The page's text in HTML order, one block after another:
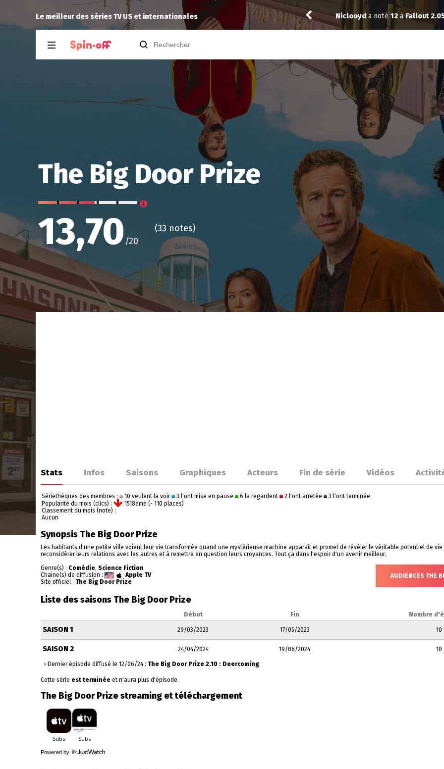
Le meilleur des séries TV US et internationales
yukisoma35a noté14àThe Rookie (2018) 5.07 Niclooyd a noté 12 à Fallout
The Big Door Prize
13,70 /20
(33 notes)
Stats Infos Saisons Graphiques Acteurs Fin de série Vidéos
Sériethèques des membres : 10 veulent la voir 3 l'ont mise en pause 6 la regardent 2 l'ont arretée
3 l'ont terminée
Popularité du mois (clics) :
1518ème (- 110 places)
Classement du mois (note) :
Aucun
Synopsis The Big Door Prize
Les habitants d'une petite ville voient leur vie transformée quand une mystérieuse machine apparaît et promet de révéler le véritable potentiel de
reconsidérer leurs relations avec les autres et à remettre en question leurs croyances. Tout ça dans l'espoir d'un avenir meilleur.
Genre(s) : Comédie, Science Fiction
Chaine(s) de diffusion :
Apple TV
Site officiel : The Big Door Prize
AUDIENCES THE
Liste des saisons The Big Door Prize
Début Fin Nombre
SAISON 1 29/03/2023 17/05/2023 10
SAISON 2 24/04/2024 19/06/2024 10
› Dernier épisode diffusé le 12/06/24 : The Big Door Prize 2.10 : Deercoming
Cette série est terminée et n'aura plus d'épisode.
The Big Door Prize streaming et téléchargement
Powered by